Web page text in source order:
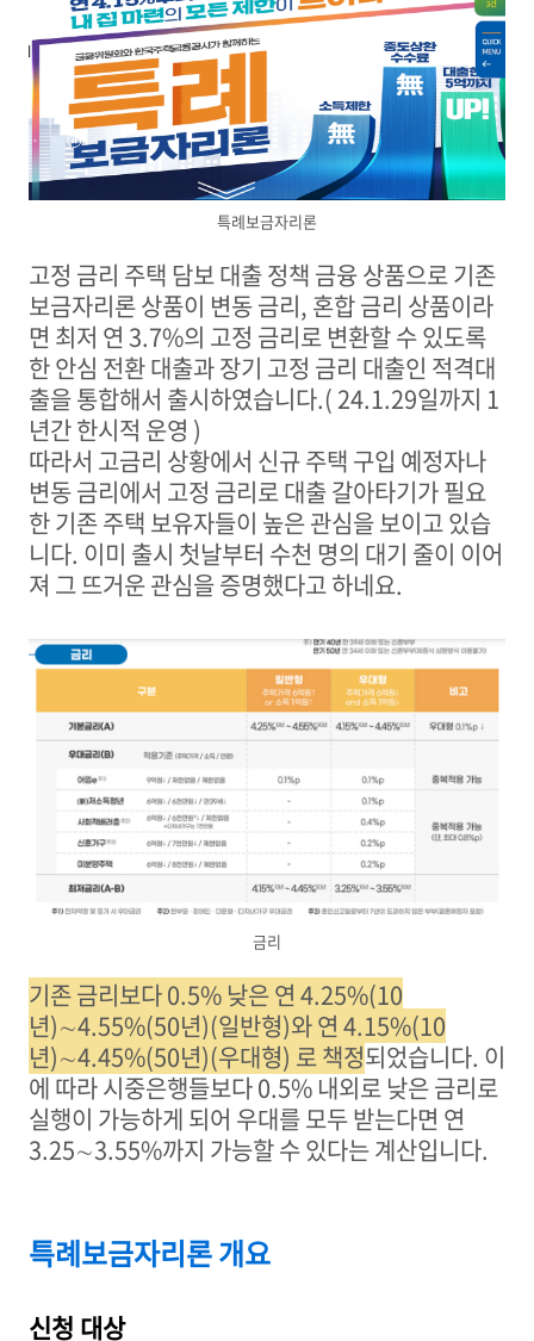
특례보금자리론
고정 금리 주택 담보 대출 정책 금융 상품으로 기존
보금자리론 상품이 변동 금리, 혼합 금리 상품이라
면 최저 연 3.7%의 고정 금리로 변환할 수 있도록
한 안심 전환 대출과 장기 고정 금리 대출인 적격대
출을 통합해서 출시하였습니다.( 24.1.29일까지 1
년간 한시적 운영 )
따라서 고금리 상황에서 신규 주택 구입 예정자나
변동 금리에서 고정 금리로 대출 갈아타기가 필요
한 기존 주택 보유자들이 높은 관심을 보이고 있습
니다. 이미 출시 첫날부터 수천 명의 대기 줄이 이어
져 그 뜨거운 관심을 증명했다고 하네요.
금리
기존 금리보다 0.5% 낮은 연 4.25%(10
년)∼4.55%(50년)(일반형)와 연 4.15%(10
년)∼4.45%(50년)(우대형) 로 책정되었습니다. 이
에 따라 시중은행들보다0.5% 내외로 낮은 금리로
실행이 가능하게 되어 우대를 모두 받는다면 연
3.25∼3.55%까지 가능할 수 있다는 계산입니다.
특례보금자리론 개요
신청 대상